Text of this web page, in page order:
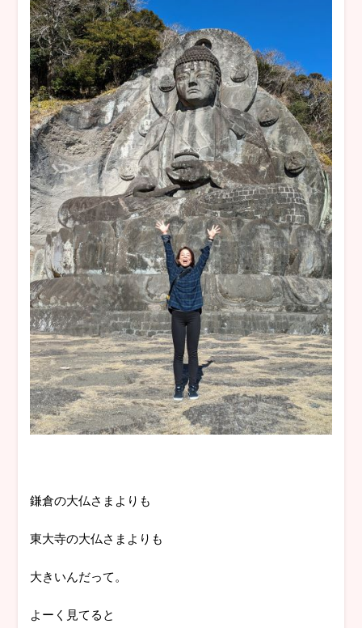
鎌倉の大仏さまよりも
東大寺の大仏さまよりも
大きいんだって。
よーく見てると